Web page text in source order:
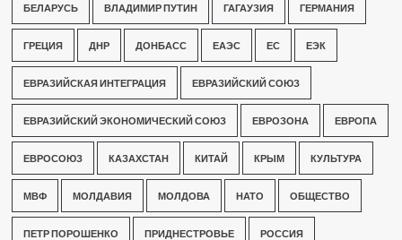
БЕЛАРУСЬ ВЛАДИМИР ПУТИН ГАГАУЗИЯ ГЕРМАНИЯ
ГРЕЦИЯ ДНР ДОНБАСС ЕАЭС ЕС ЕЭК
ЕВРАЗИЙСКАЯ ИНТЕГРАЦИЯ ЕВРАЗИЙСКИЙ СОЮЗ
ЕВРАЗИЙСКИЙ ЭКОНОМИЧЕСКИЙ СОЮЗ ЕВРОЗОНА ЕВРОПА
ЕВРОСОЮЗ КАЗАХСТАН КИТАЙ КРЫМ КУЛЬТУРА
МВФ МОЛДАВИЯ МОЛДОВА НАТО ОБЩЕСТВО
ПЕТР ПОРОШЕНКО ПРИДНЕСТРОВЬЕ РОССИЯ